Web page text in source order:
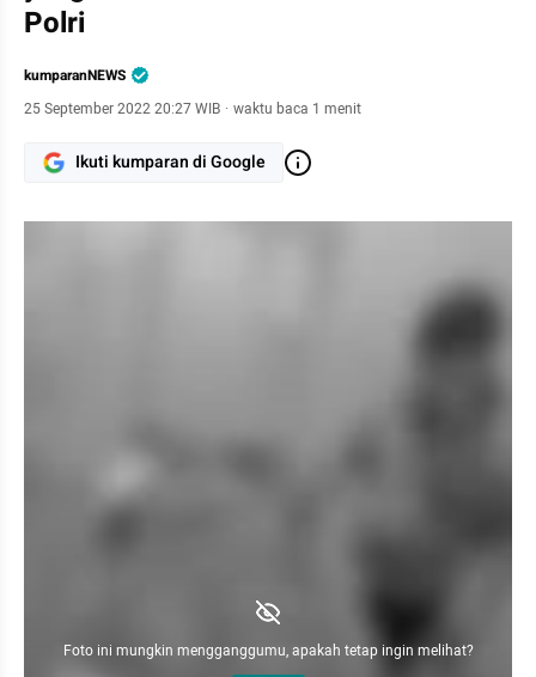
Polri
kumparanNEWS
25 September 2022 20:27 WIB · waktu baca 1 menit
Ikuti kumparan di Google
Foto ini mungkin mengganggumu, apakah tetap ingin melihat?